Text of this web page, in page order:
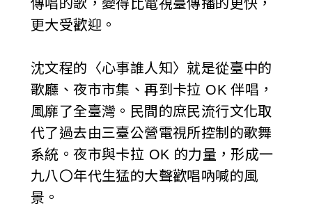
傳唱的歌，變得比電視臺傳播的更快，
更大受歡迎。
沈文程的〈心事誰人知〉就是從臺中的
歌廳、夜市市集、再到卡拉 OK 伴唱，
風靡了全臺灣。民間的庶民流行文化取
代了過去由三臺公營電視所控制的歌舞
系統。夜市與卡拉 OK 的力量，形成一
九八〇年代生猛的大聲歡唱吶喊的風
景。